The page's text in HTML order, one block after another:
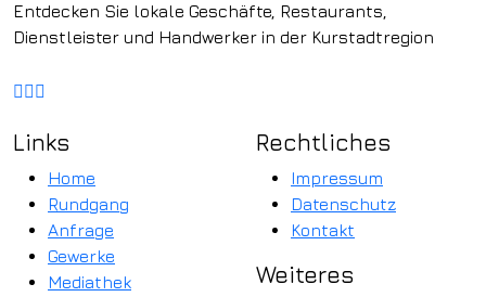
Entdecken Sie lokale Geschäfte, Restaurants,
Dienstleister und Handwerker in der Kurstadtregion
Links
Home
Rundgang
Anfrage
Gewerke
Mediathek
Rechtliches
Impressum
Datenschutz
Kontakt
Weiteres